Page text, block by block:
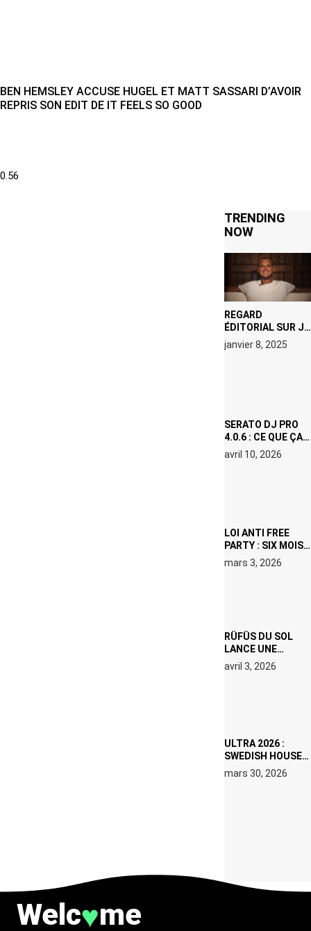
BEN HEMSLEY ACCUSE HUGEL ET MATT SASSARI D’AVOIR
REPRIS SON EDIT DE IT FEELS SO GOOD
TRENDING
NOW
REGARD
ÉDITORIAL SUR JE
M’APPELLE TIM
(NETFLIX) : AVICII,
janvier 8, 2025
SERATO DJ PRO
4.0.6 : CE QUE ÇA
CHANGE, MÊME SI
VOUS N’ÊTES NI
avril 10, 2026
LOI ANTI FREE
PARTY : SIX MOIS
DE PRISON ET 5
000 € D’AMENDE
mars 3, 2026
RÜFÜS DU SOL
LANCE UNE
RÉSIDENCE DJ
SET DE QUATRE
avril 3, 2026
ULTRA 2026 :
SWEDISH HOUSE
MAFIA RETROUVE
ERIC PRYDZ DANS
mars 30, 2026
Welc♥me